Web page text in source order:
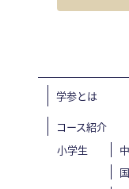
学参とは
コース紹介
小学生